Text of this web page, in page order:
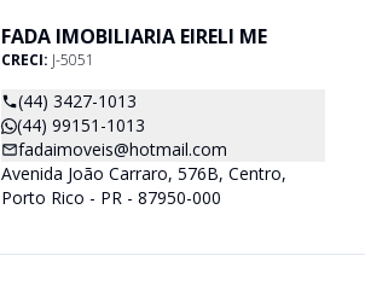
FADA IMOBILIARIA EIRELI ME
CRECI: J-5051
(44) 3427-1013
(44) 99151-1013
fadaimoveis@hotmail.com
Avenida João Carraro, 576B, Centro,
Porto Rico - PR - 87950-000